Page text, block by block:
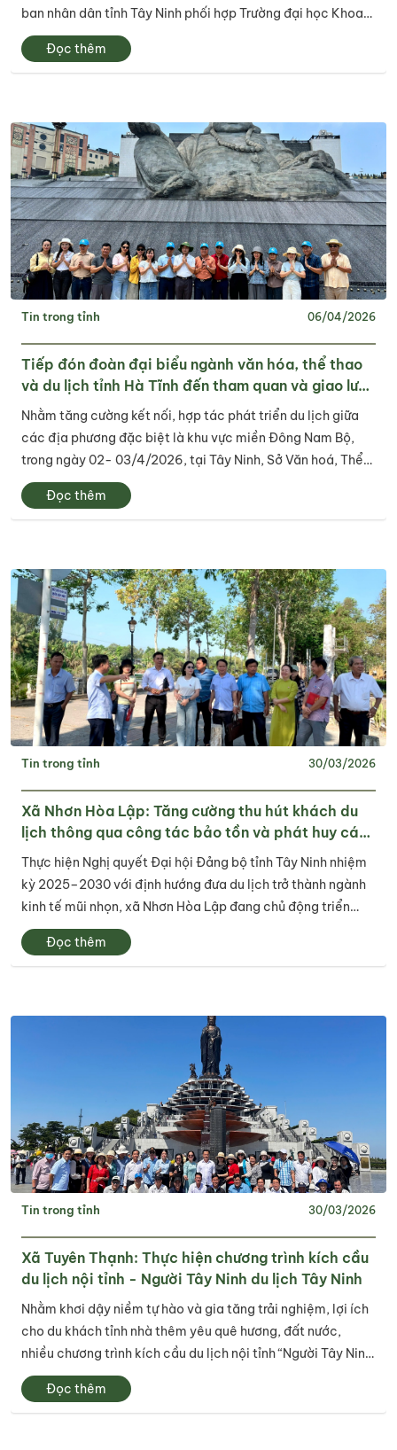
ban nhân dân tỉnh Tây Ninh phối hợp Trường đại học Khoa
học Xã hội và Nhân văn, Đại học Quốc gia Thành phố Hồ
Chí Minh tổ chức Hội...
Đọc thêm
Tin trong tỉnh 06/04/2026
Tiếp đón đoàn đại biểu ngành văn hóa, thể thao
và du lịch tỉnh Hà Tĩnh đến tham quan và giao lưu
tại tỉnh Tây Ninh
Nhằm tăng cường kết nối, hợp tác phát triển du lịch giữa
các địa phương đặc biệt là khu vực miền Đông Nam Bộ,
trong ngày 02- 03/4/2026, tại Tây Ninh, Sở Văn hoá, Thể
thao và Du lịch tỉnh Tây Ninh và Sở Văn hóa, Thể thao và Du
lịch tỉnh Hà Tĩnh đã...
Đọc thêm
Tin trong tỉnh 30/03/2026
Xã Nhơn Hòa Lập: Tăng cường thu hút khách du
lịch thông qua công tác bảo tồn và phát huy các
giá trị văn hóa – lịch sử trên địa bàn xã
Thực hiện Nghị quyết Đại hội Đảng bộ tỉnh Tây Ninh nhiệm
kỳ 2025–2030 với định hướng đưa du lịch trở thành ngành
kinh tế mũi nhọn, xã Nhơn Hòa Lập đang chủ động triển
khai nhiều giải pháp thiết thực nhằm bảo tồn và phát huy
giá trị văn hóa gắn với...
Đọc thêm
Tin trong tỉnh 30/03/2026
Xã Tuyên Thạnh: Thực hiện chương trình kích cầu
du lịch nội tỉnh - Người Tây Ninh du lịch Tây Ninh
Nhằm khơi dậy niềm tự hào và gia tăng trải nghiệm, lợi ích
cho du khách tỉnh nhà thêm yêu quê hương, đất nước,
nhiều chương trình kích cầu du lịch nội tỉnh “Người Tây Ninh
du lịch Tây Ninh” đã được các địa phương và sở, ngành,
đoàn thể tỉnh hưởng ứng...
Đọc thêm